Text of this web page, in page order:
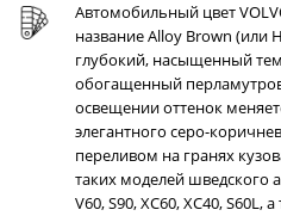
Автомобильный цвет
название Alloy Brown (или
глубокий, насыщенный
обогащенный
освещении оттенок
элегантного серо-
переливом на гранях
таких моделей шведского
V60, S90, XC60, XC40,